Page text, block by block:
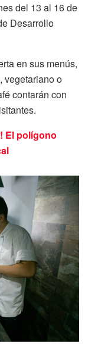
del 13 al 16 de
Desarrollo
en sus menús,
vegetariano o
contarán con
El polígono